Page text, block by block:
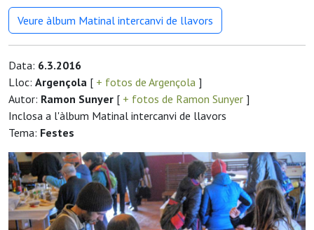
Veure àlbum Matinal intercanvi de llavors
Data: 6.3.2016
Lloc: Argençola [ + fotos de Argençola ]
Autor: Ramon Sunyer [ + fotos de Ramon Sunyer ]
Inclosa a l'àlbum Matinal intercanvi de llavors
Tema: Festes